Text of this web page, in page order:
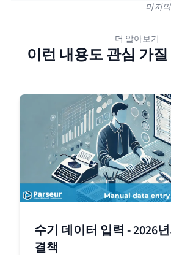
마지
더 알아보기
이런 내용도 관심 가
수기 데이터 입력 - 2026
결책